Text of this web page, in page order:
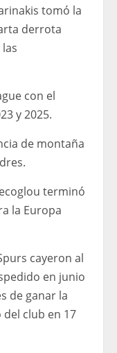
tomó la
derrota
con el
y 2025.
de montaña
terminó
la Europa
cayeron al
en junio
de ganar la
club en 17